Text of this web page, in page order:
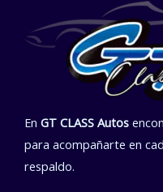
En GT CLASS Autos
para acompañarte en
respaldo.